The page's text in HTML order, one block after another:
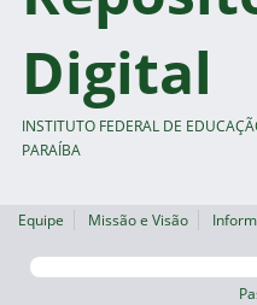
Digital
INSTITUTO FEDERAL DE
PARAÍBA
Equipe Missão e Visão